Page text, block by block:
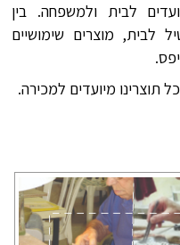
לבית ולמשפחה. בין
לבית, מוצרים שימושיים
תוצרינו מיועדים למכירה.